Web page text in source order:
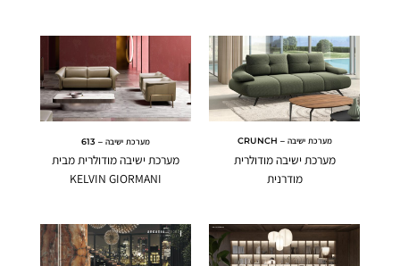
מערכת ישיבה – CRUNCH
מערכת ישיבה מודולרית
מודרנית
מערכת ישיבה – 613
מערכת ישיבה מודולרית מבית
KELVIN GIORMANI